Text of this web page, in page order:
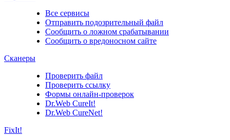
Все сервисы
Отправить подозрительный файл
Сообщить о ложном срабатывании
Сообщить о вредоносном сайте
Сканеры
Проверить файл
Проверить ссылку
Формы онлайн-проверок
Dr.Web CureIt!
Dr.Web CureNet!
FixIt!